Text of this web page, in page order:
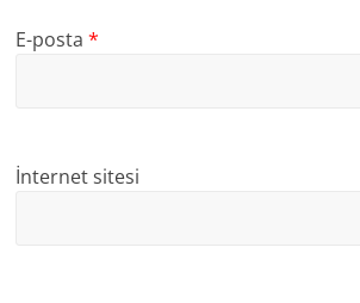
E-posta*
İnternet sitesi